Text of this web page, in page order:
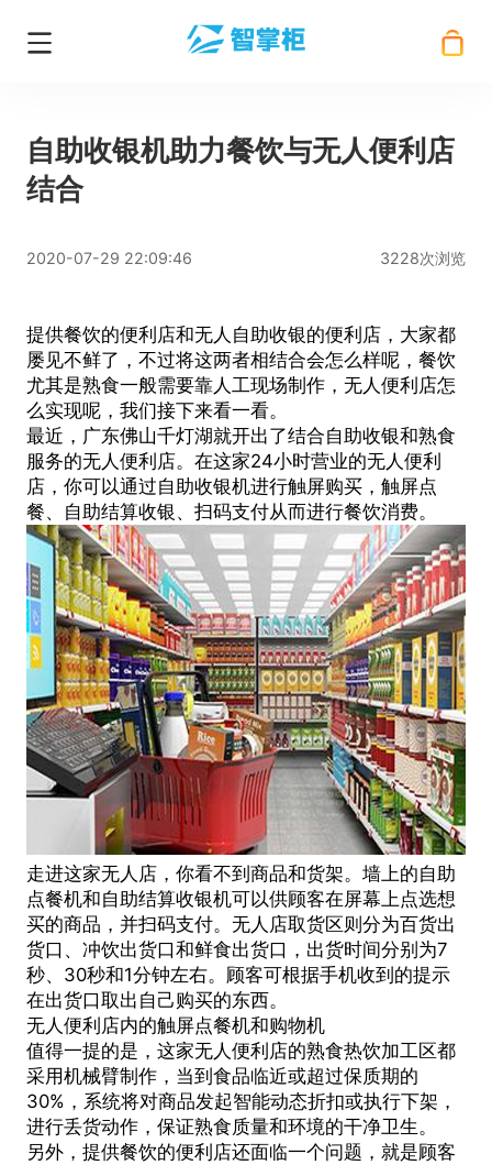
自助收银机助力餐饮与无人便利店
结合
2020-07-29 22:09:46 3228次浏览
提供餐饮的便利店和无人 自助收银的便利店，大家都
屡见不鲜了，不过将这两者相结合会怎么样呢，餐饮
尤其是熟食一般需要靠人工现场制作，无人便利店怎
么实现呢，我们接下来看一看。
最近，广东佛山千灯湖就开出了结合自助收银和熟食
服务的无人便利店。在这家24小时营业的无人便利
店，你可以通过自助收银机进行触屏购买，触屏点
餐、自助结算收银、扫码支付从而进行餐饮消费。
走进这家无人店，你看不到商品和货架。墙上的自助
点餐机和自助结算收银机可以供顾客在屏幕上点选想
买的商品，并扫码支付。无人店取货区则分为百货出
货口、冲饮出货口和鲜食出货口，出货时间分别为7
秒、30秒和1分钟左右。顾客可根据手机收到的提示
在出货口取出自己购买的东西。
无人便利店内的触屏点餐机和购物机
值得一提的是，这家无人便利店的熟食热饮加工区都
采用机械臂制作，当到食品临近或超过保质期的
30%，系统将对商品发起智能动态折扣或执行下架，
进行丢货动作，保证熟食质量和环境的干净卫生。
另外，提供餐饮的便利店还面临一个问题，就是顾客